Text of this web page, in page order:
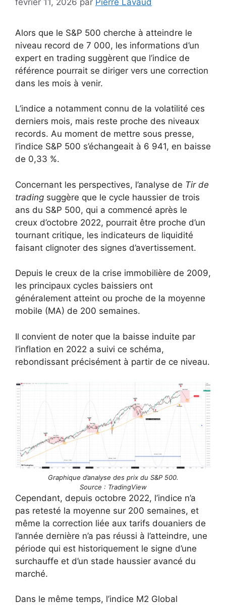
Alors que le S&P 500 cherche à atteindre le
niveau record de 7 000, les informations d’un
expert en trading suggèrent que l’indice de
référence pourrait se diriger vers une correction
dans les mois à venir.
L’indice a notamment connu de la volatilité ces
derniers mois, mais reste proche des niveaux
records. Au moment de mettre sous presse,
l’indice S&P 500 s’échangeait à 6 941, en baisse
de 0,33 %.
Concernant les perspectives, l’analyse de Tir de
trading suggère que le cycle haussier de trois
ans du S&P 500, qui a commencé après le
creux d’octobre 2022, pourrait être proche d’un
tournant critique, les indicateurs de liquidité
faisant clignoter des signes d’avertissement.
Depuis le creux de la crise immobilière de 2009,
les principaux cycles baissiers ont
généralement atteint ou proche de la moyenne
mobile (MA) de 200 semaines.
Il convient de noter que la baisse induite par
l’inflation en 2022 a suivi ce schéma,
rebondissant précisément à partir de ce niveau.
Graphique d’analyse des prix du S&P 500.
Source : TradingView
Cependant, depuis octobre 2022, l’indice n’a
pas retesté la moyenne sur 200 semaines, et
même la correction liée aux tarifs douaniers de
l’année dernière n’a pas réussi à l’atteindre, une
période qui est historiquement le signe d’une
surchauffe et d’un stade haussier avancé du
marché.
Dans le même temps, l’indice M2 Global